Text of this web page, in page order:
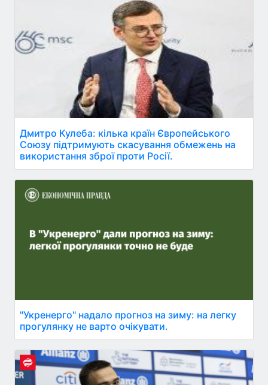
Дмитро Кулеба: кілька країн Європейського
Союзу підтримують скасування обмежень на
використання зброї проти Росії.
"Укренерго" надало прогноз на зиму: на легку
прогулянку не варто очікувати.